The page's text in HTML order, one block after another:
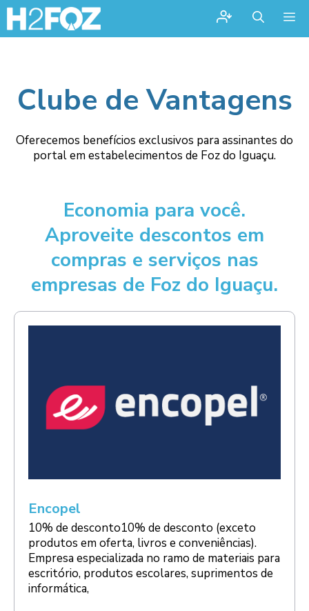
Clube de Vantagens
Oferecemos benefícios exclusivos para assinantes do
portal em estabelecimentos de Foz do Iguaçu.
Economia para você.
Aproveite descontos em
compras e serviços nas
empresas de Foz do Iguaçu.
Encopel
10% de desconto10% de desconto (exceto
produtos em oferta, livros e conveniências).
Empresa especializada no ramo de materiais para
escritório, produtos escolares, suprimentos de
informática,